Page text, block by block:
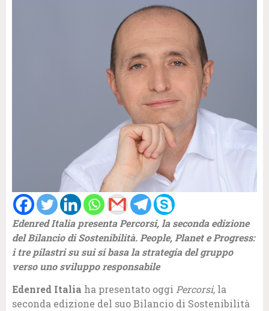
Edenred Italia presenta Percorsi, la seconda edizione
del Bilancio di Sostenibilità. People, Planet e Progress:
i tre pilastri su sui si basa la strategia del gruppo
verso uno sviluppo responsabile
Edenred Italia ha presentato oggi Percorsi, la
seconda edizione del suo Bilancio di Sostenibilità